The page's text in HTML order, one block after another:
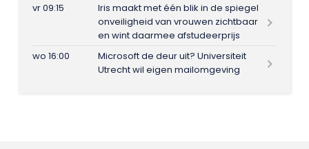
vr 09:15
Iris maakt met één blik in de spiegel
onveiligheid van vrouwen zichtbaar
en wint daarmee afstudeerprijs
wo 16:00
Microsoft de deur uit? Universiteit
Utrecht wil eigen mailomgeving